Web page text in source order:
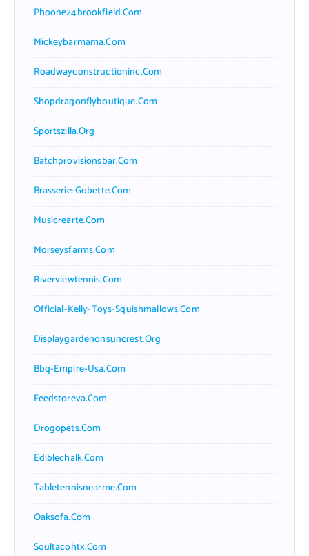
Phoone24brookfield.com
Mickeybarmama.com
Roadwayconstructioninc.com
Shopdragonflyboutique.com
Sportszilla.org
Batchprovisionsbar.com
Brasserie-Gobette.com
Musicrearte.com
Morseysfarms.com
Riverviewtennis.com
Official-Kelly-Toys-Squishmallows.com
Displaygardenonsuncrest.org
Bbq-Empire-Usa.com
Feedstoreva.com
Drogopets.com
Ediblechalk.com
Tabletennisnearme.com
Oaksofa.com
Soultacohtx.com